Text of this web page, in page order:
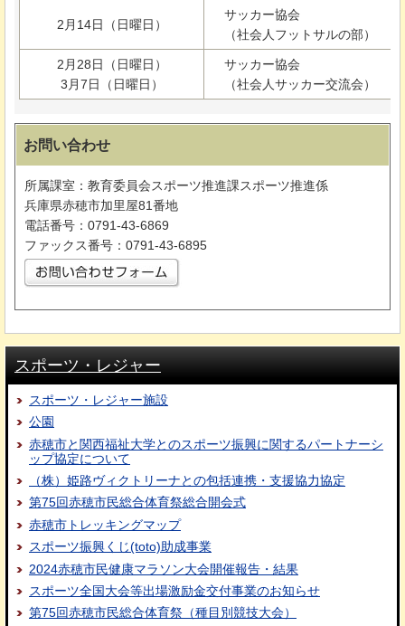
2月14日（日曜日）
サッカー協会
（社会人フットサルの部）
2月28日（日曜日）
3月7日（日曜日）
サッカー協会
（社会人サッカー交流会）
お問い合わせ
所属課室：教育委員会スポーツ推進課スポーツ推進係
兵庫県赤穂市加里屋81番地
電話番号：0791-43-6869
ファックス番号：0791-43-6895
スポーツ・レジャー
スポーツ・レジャー施設
公園
赤穂市と関西福祉大学とのスポーツ振興に関するパートナーシ
ップ協定について
（株）姫路ヴィクトリーナとの包括連携・支援協力協定
第75回赤穂市民総合体育祭総合開会式
赤穂市トレッキングマップ
スポーツ振興くじ(toto)助成事業
2024赤穂市民健康マラソン大会開催報告・結果
スポーツ全国大会等出場激励金交付事業のお知らせ
第75回赤穂市民総合体育祭（種目別競技大会）